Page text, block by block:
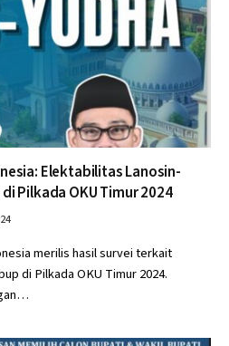
Elektabilitas Lanosin-
Pilkada OKU Timur 2024
merilis hasil survei terkait
di Pilkada OKU Timur 2024.